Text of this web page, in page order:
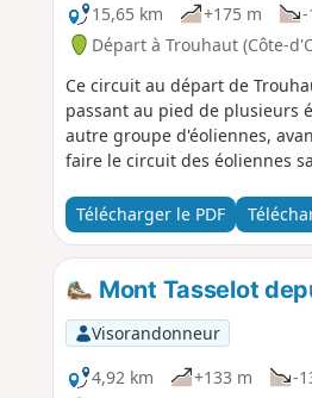
15,65 km
+175 m -
Départ à Trouhaut (Côte-
Ce circuit au départ de
passant au pied de plusieurs
autre groupe d'éoliennes,
faire le circuit des éoliennes
Télécharger le PDF
Mont Tasselot
Visorandonneur
4,92 km
+133 m -